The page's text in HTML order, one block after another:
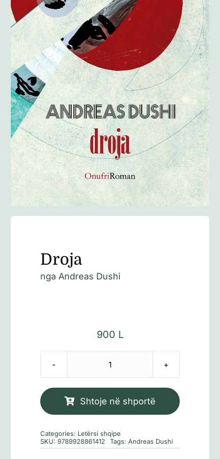
Anglisht
Ditarë
Evente
Blog
Droja
nga Andreas Dushi
900 L
Sasi
Shtoje në shportë
Categories: Letërsi shqipe
SKU:9789928861412 Tags:Andreas Dushi